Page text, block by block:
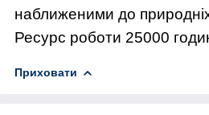
наближеними до
Ресурс роботи 25000
Приховати